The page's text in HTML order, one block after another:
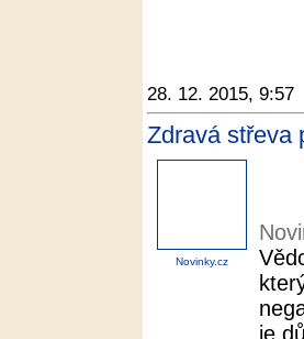
28. 12. 2015, 9:57
Zdravá střeva
Novinky.cz
je